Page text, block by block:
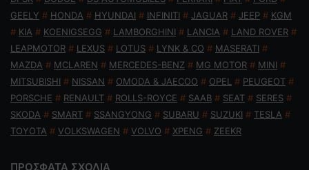
GEELY # HONDA # HYUNDAI # INFINITI # JAGUAR # JEEP # KGM
# KIA # KOENIGSEGG # LAMBORGHINI # LANCIA # LAND ROVER #
LEAPMOTOR # LEXUS # LOTUS # LYNK & CO # MASERATI #
MAZDA # MCLAREN # MERCEDES-BENZ # MG MOTOR # MINI #
MITSUBISHI # NISSAN # OMODA & JAECOO # OPEL # PEUGEOT #
PORSCHE # RENAULT # ROLLS-ROYCE # SAAB # SEAT # SERES #
SKODA # SMART # SSANGYONG # SUBARU # SUZUKI # TESLA #
TOYOTA # VOLKSWAGEN # VOLVO # XPENG # ZEEKR
ΠΡΟΣΦΑΤΑ ΣΧΟΛΙΑ